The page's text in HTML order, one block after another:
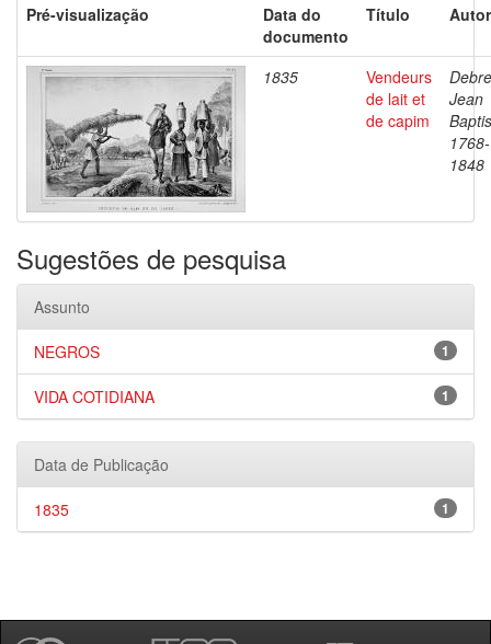
Pré-visualização
Data do
documento
Título
1835
Vendeurs
de lait et
de capim
Jean
1768-
1848
Sugestões de pesquisa
Assunto
1
NEGROS
1
VIDA COTIDIANA
Data de Publicação
1
1835